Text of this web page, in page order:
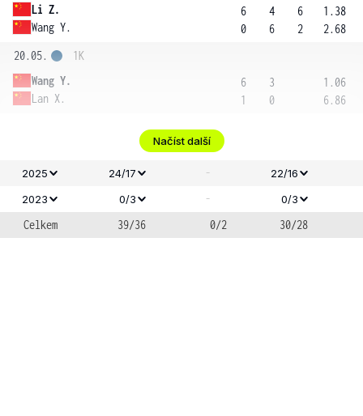
Li Z.
Wang Y.
6
0
4
6
6
2
1.38
2.68
20.05.
Wang Y.
Lan X.
1K
6
1
3
0
1.06
6.86
Načíst další
2025 24/17 -
22/16
2023
0/3 - 0/3
Celkem 39/36 0/2 30/28